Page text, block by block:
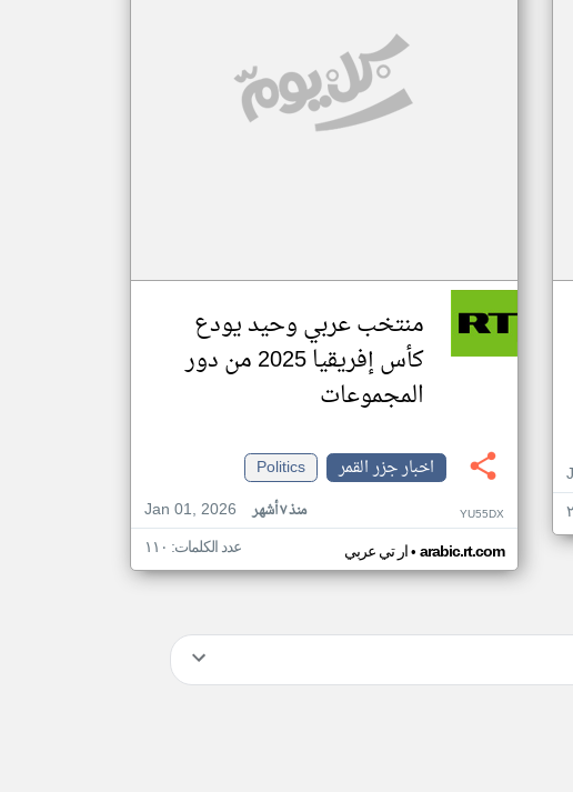
منتخب عربي وحيد يودع
كأس إفريقيا 2025 من دور
المجموعات
اخبار جزر القمر
Politics
Jan 01, 2026
منذ ٧ أشهر YU55DX
ار تي عربي• arabic.rt.com عدد الكلمات: ١١٠